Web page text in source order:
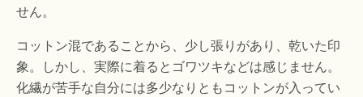
せん。
コットン混であることから、少し張りがあり、乾いた印
象。しかし、実際に着るとゴワツキなどは感じません。
化繊が苦手な自分には多少なりともコットンが入ってい